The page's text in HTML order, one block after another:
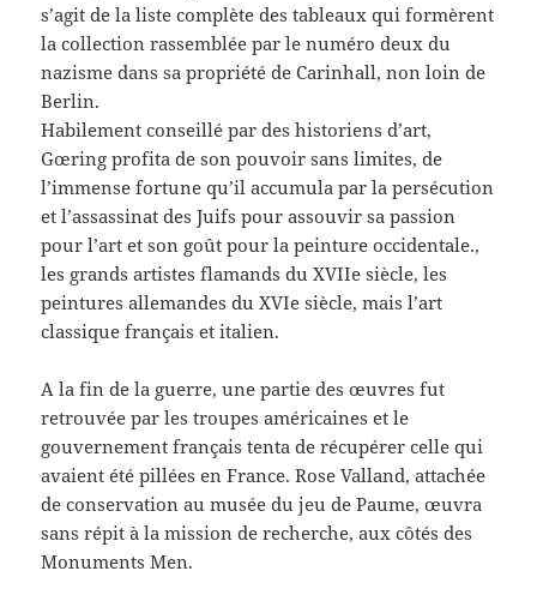
s’agit de la liste complète des tableaux qui formèrent
la collection rassemblée par le numéro deux du
nazisme dans sa propriété de Carinhall, non loin de
Berlin.
Habilement conseillé par des historiens d’art,
Gœring profita de son pouvoir sans limites, de
l’immense fortune qu’il accumula par la persécution
et l’assassinat des Juifs pour assouvir sa passion
pour l’art et son goût pour la peinture occidentale.,
les grands artistes flamands du XVIIe siècle, les
peintures allemandes du XVIe siècle, mais l’art
classique français et italien.
A la fin de la guerre, une partie des œuvres fut
retrouvée par les troupes américaines et le
gouvernement français tenta de récupérer celle qui
avaient été pillées en France. Rose Valland, attachée
de conservation au musée du jeu de Paume, œuvra
sans répit à la mission de recherche, aux côtés des
Monuments Men.